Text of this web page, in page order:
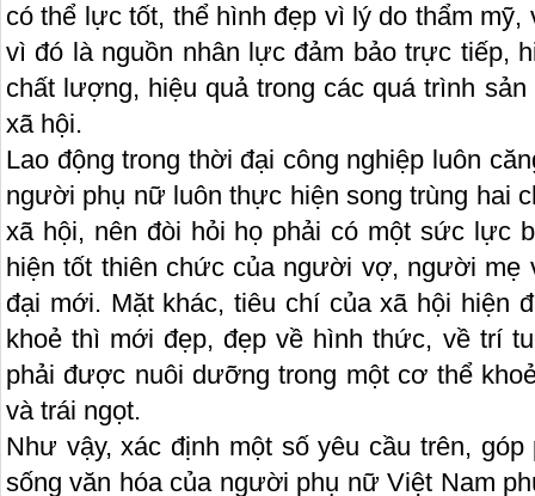
có thể lực tốt, thể hình đẹp vì lý do thẩm
vì đó là nguồn nhân lực đảm bảo trực tiếp,
chất l­ượng, hiệu quả trong các quá trình
xã hội.
Lao động trong thời đại công nghiệp luôn
ngư­ời phụ nữ luôn thực hiện song trùng hai
xã hội, nên đòi hỏi họ phải có một sức lực
hiện tốt thiên chức của người vợ, người mẹ
đại mới. Mặt khác, tiêu chí của xã hội hiện
khoẻ thì mới đẹp, đẹp về hình thức, về trí
phải được nuôi dư­ỡng trong một cơ thể
và trái ngọt.
Như vậy, xác định một số yêu cầu trên,
sống văn hóa của người phụ nữ Việt Nam